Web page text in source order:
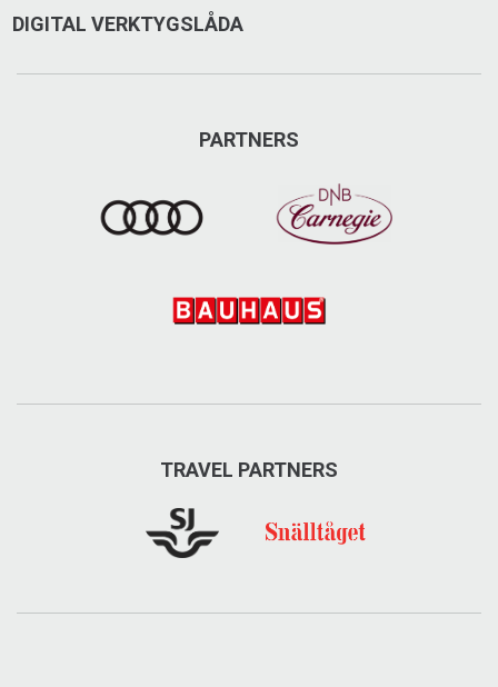
DIGITAL VERKTYGSLÅDA
PARTNERS
TRAVEL PARTNERS